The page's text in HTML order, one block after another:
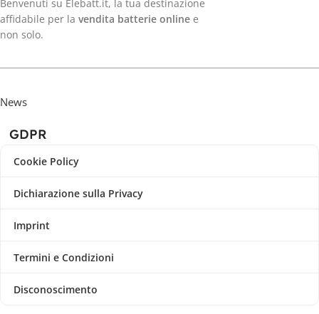
Benvenuti su Elebatt.it, la tua destinazione
affidabile per la vendita batterie online e
non solo.
News
GDPR
Cookie Policy
Dichiarazione sulla Privacy
Imprint
Termini e Condizioni
Disconoscimento